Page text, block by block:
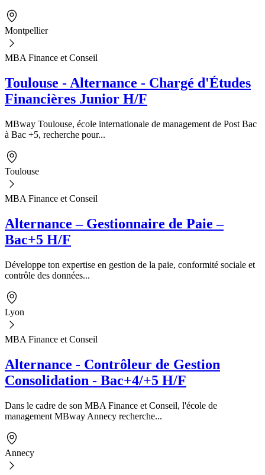
Montpellier
MBA Finance et Conseil
Toulouse - Alternance - Chargé d'Études
Financières Junior H/F
MBway Toulouse, école internationale de management de Post Bac
à Bac +5, recherche pour...
Toulouse
MBA Finance et Conseil
Alternance – Gestionnaire de Paie –
Bac+5 H/F
Développe ton expertise en gestion de la paie, conformité sociale et
contrôle des données...
Lyon
MBA Finance et Conseil
Alternance - Contrôleur de Gestion
Consolidation - Bac+4/+5 H/F
Dans le cadre de son MBA Finance et Conseil, l'école de
management MBway Annecy recherche...
Annecy